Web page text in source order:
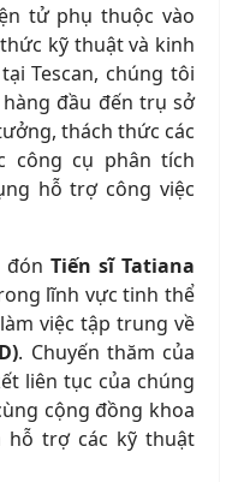
tử phụ thuộc vào
kỹ thuật và kinh
Tescan, chúng tôi
đầu đến trụ sở
thách thức các
công cụ phân tích
hỗ trợ công việc
đónTiến sĩ Tatiana
lĩnh vực tinh thể
việc tập trung về
. Chuyến thăm của
liên tục của chúng
cộng đồng khoa
hỗ trợ các kỹ thuật